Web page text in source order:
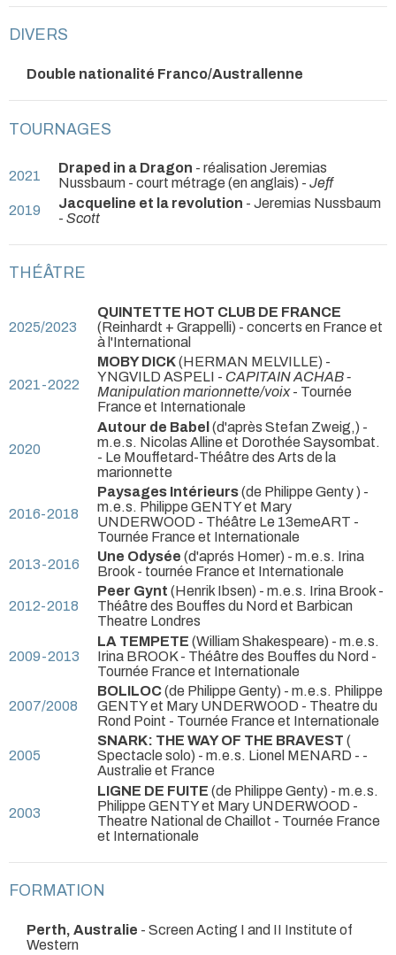
DIVERS
Double nationalité Franco/Australlenne
TOURNAGES
2021 Draped in a Dragon - réalisation Jeremias
Nussbaum - court métrage (en anglais) - Jeff
2019
Jacqueline et la revolution - Jeremias Nussbaum
- Scott
THÉÂTRE
2025/2023
QUINTETTE HOT CLUB DE FRANCE
(Reinhardt + Grappelli) - concerts en France et
à l'International
2021-2022
MOBY DICK(HERMAN MELVILLE) -
YNGVILD ASPELI - CAPITAIN ACHAB -
Manipulation marionnette/voix- Tournée
France et Internationale
2020
Autour de Babel (d'après Stefan Zweig,) -
m.e.s. Nicolas Alline et Dorothée Saysombat.
- Le Mouffetard-Théâtre des Arts de la
marionnette
2016-2018
Paysages Intérieurs(de Philippe Genty ) -
m.e.s. Philippe GENTY et Mary
UNDERWOOD - Théâtre Le 13emeART -
Tournée France et Internationale
2013-2016
Une Odysée (d'aprés Homer) - m.e.s. Irina
Brook - tournée France et Internationale
2012-2018
Peer Gynt (Henrik Ibsen) - m.e.s. Irina Brook-
Théâtre des Bouffes du Nord et Barbican
Theatre Londres
2009-2013
LA TEMPETE (William Shakespeare) - m.e.s.
Irina BROOK- Théâtre des Bouffes du Nord -
Tournée France et Internationale
2007/2008
BOLILOC(de Philippe Genty) - m.e.s. Philippe
GENTY et Mary UNDERWOOD - Theatre du
Rond Point - Tournée France et Internationale
2005
SNARK: THE WAY OF THE BRAVEST (
Spectacle solo) - m.e.s. Lionel MENARD - -
Australie et France
2003
LIGNE DE FUITE (de Philippe Genty) - m.e.s.
Philippe GENTY et Mary UNDERWOOD -
Theatre National de Chaillot - Tournée France
et Internationale
FORMATION
Perth, Australie - Screen Acting I and II Institute of
Western